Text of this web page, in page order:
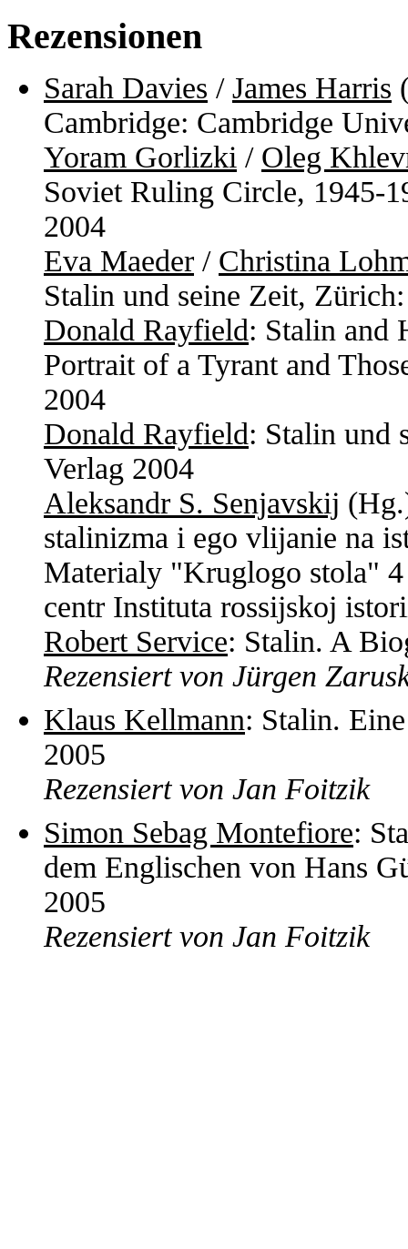
Rezensionen
Sarah Davies / James Harris
Cambridge: Cambridge
Yoram Gorlizki / Oleg
Soviet Ruling Circle, 1945-
2004
Eva Maeder / Christina
Stalin und seine Zeit,
Donald Rayfield: Stalin and
Portrait of a Tyrant and
2004
Donald Rayfield: Stalin und
Verlag 2004
Aleksandr S. Senjavskij
stalinizma i ego vlijanie na
Materialy "Kruglogo stola"
centr Instituta rossijskoj
Robert Service: Stalin. A
Rezensiert von Jürgen
Klaus Kellmann: Stalin.
2005
Rezensiert von Jan Foitzik
Simon Sebag Montefiore:
dem Englischen von Hans
2005
Rezensiert von Jan Foitzik